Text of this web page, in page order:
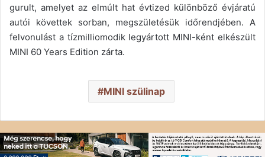
gurult, amelyet az elmúlt hat évtized különböző évjáratú
autói követtek sorban, megszületésük időrendjében. A
felvonulást a tízmilliomodik legyártott MINI-ként elkészült
MINI 60 Years Edition zárta.
MINI szülinap